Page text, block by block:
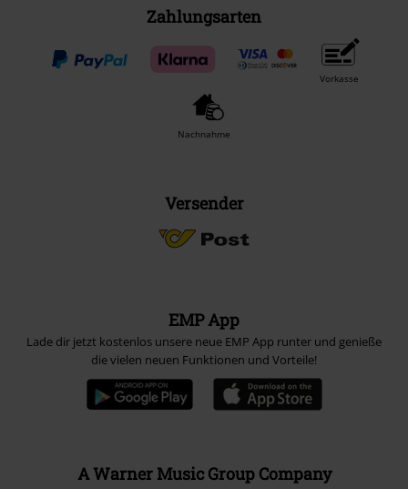
Zahlungsarten
Vorkasse
Nachnahme
Versender
EMP App
Lade dir jetzt kostenlos unsere neue EMP App runter und genieße
die vielen neuen Funktionen und Vorteile!
A Warner Music Group Company